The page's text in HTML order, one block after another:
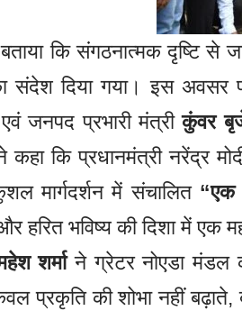
कि संगठनात्मक दृष्टि से
संदेश दिया गया। इस
एवं जनपद प्रभारी मंत्रीकुंवर
कहा कि प्रधानमंत्री नरेंद्र
मार्गदर्शन में संचालित “एक
हरित भविष्य की दिशा में एक
शर्माने ग्रेटर नोएडा मंडल
प्रकृति की शोभा नहीं